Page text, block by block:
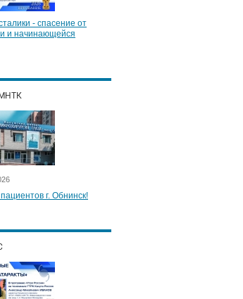
- спасение от
и начинающейся
г. Обнинск!